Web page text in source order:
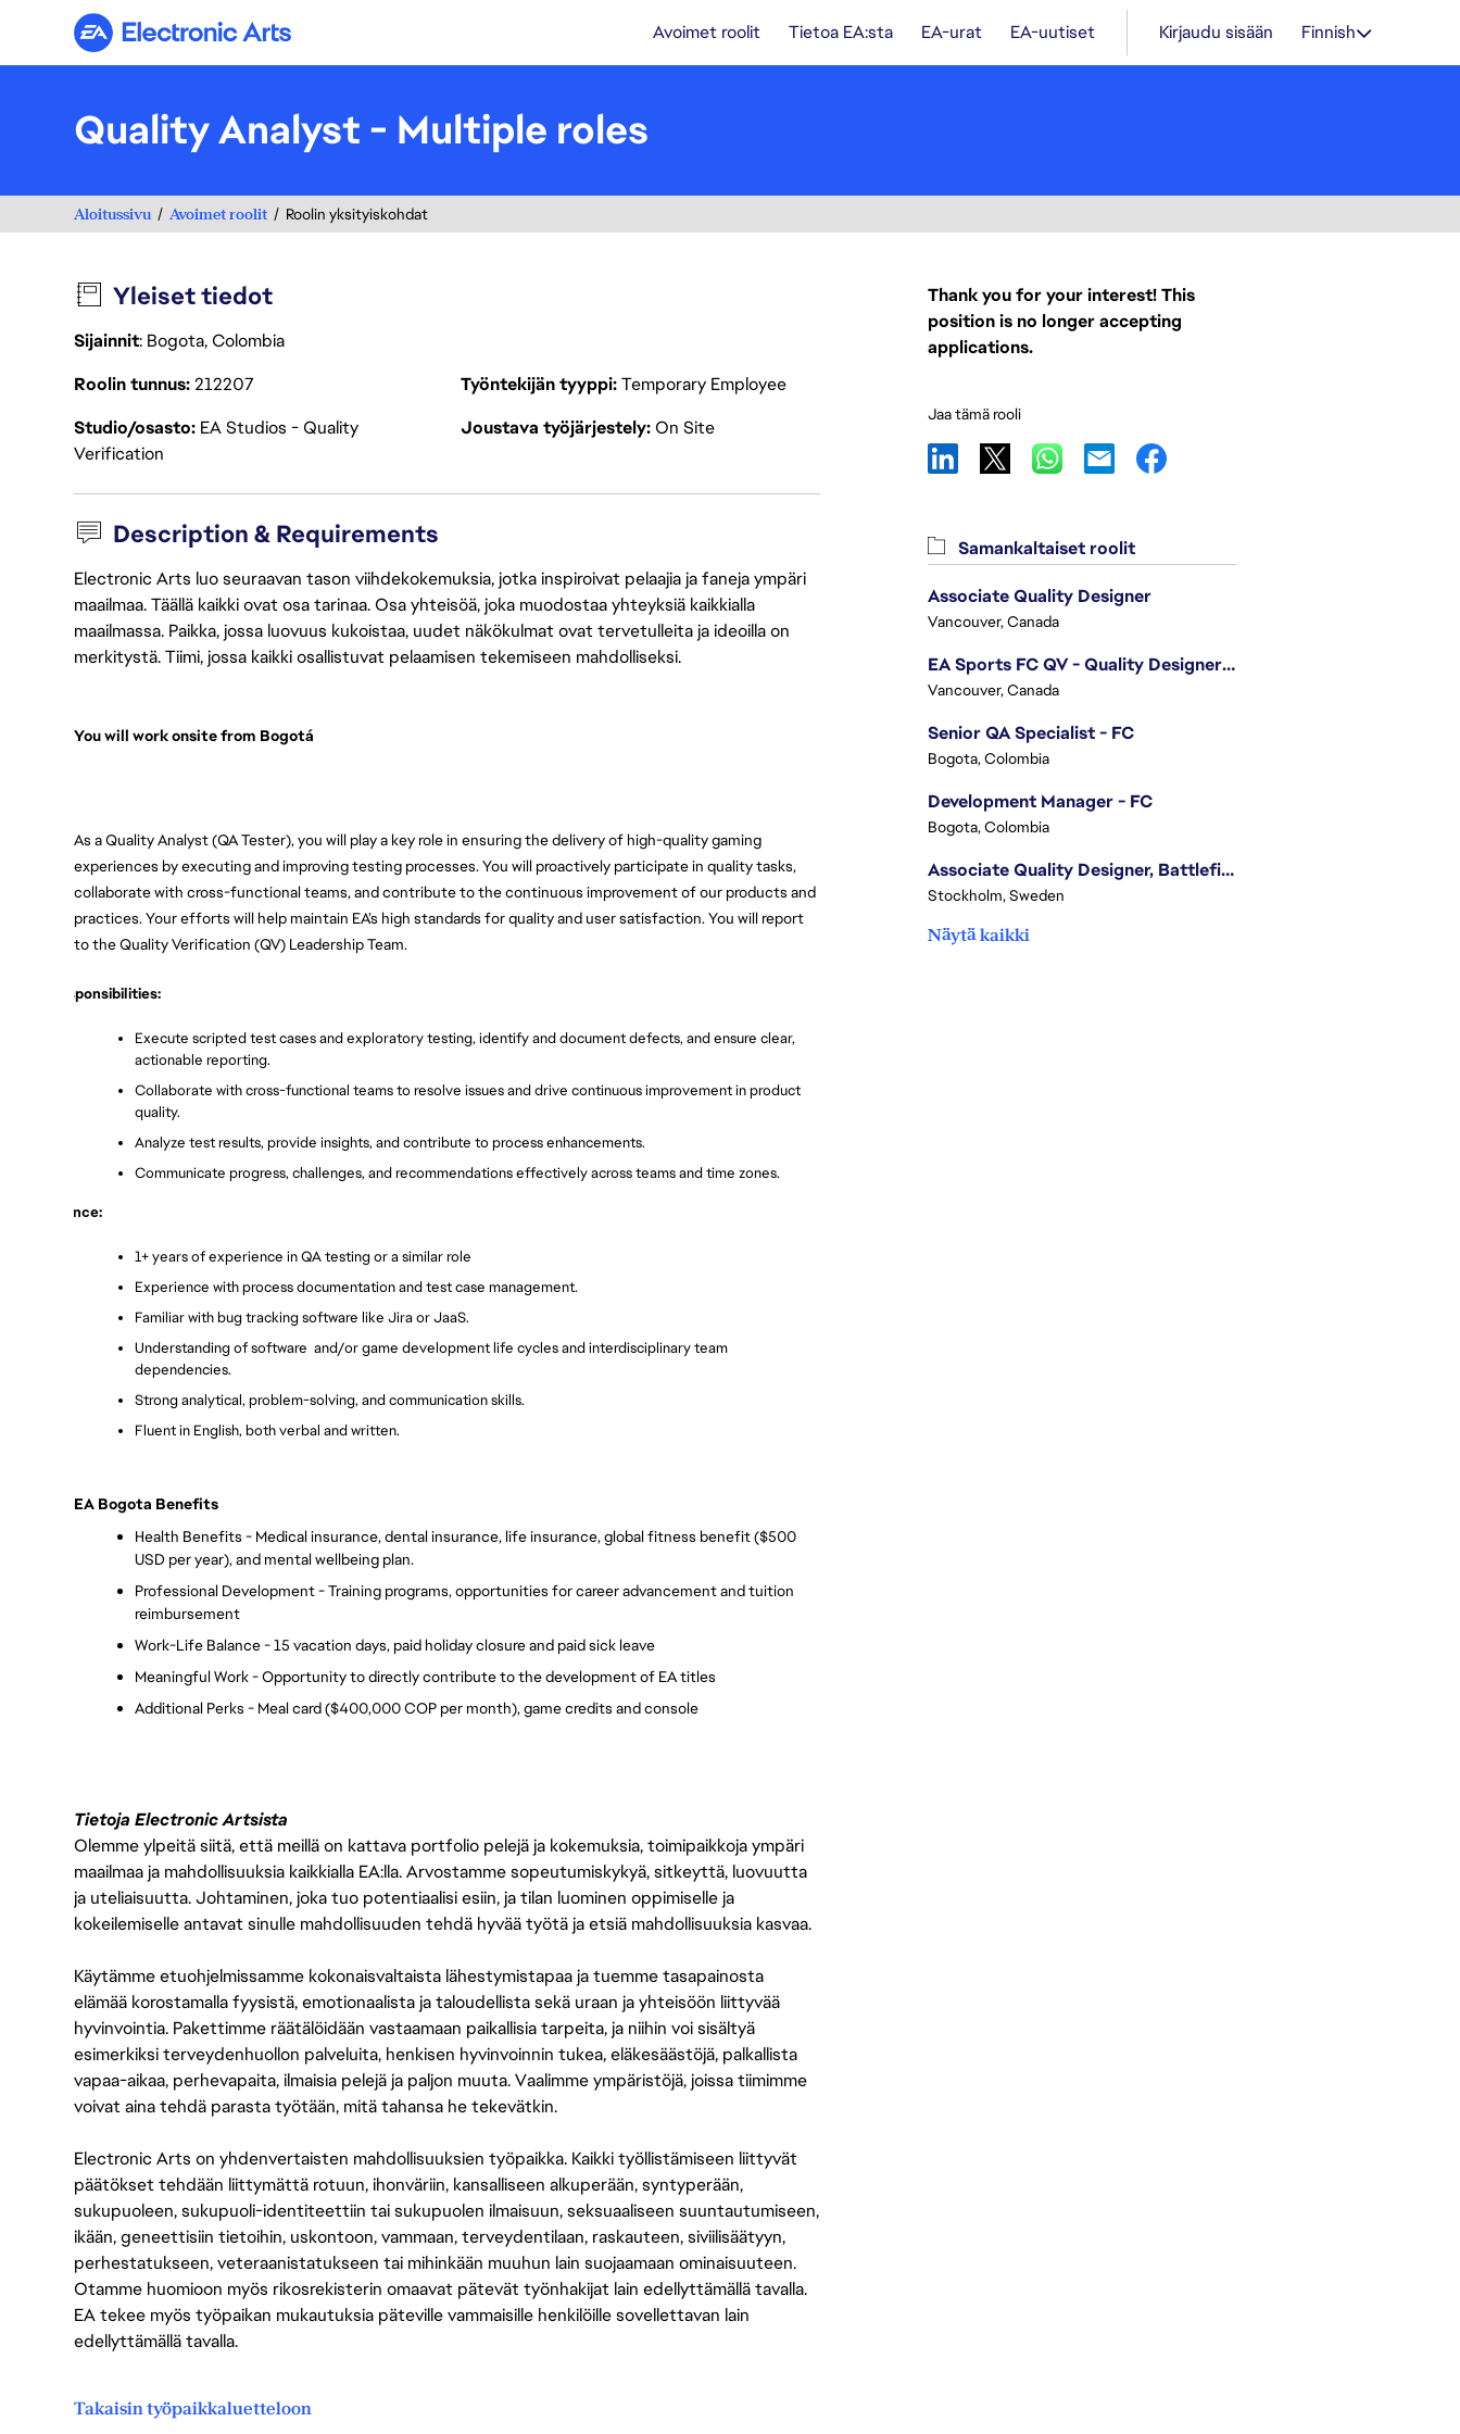
Electronic Arts Avoimet roolit Tietoa EA:sta EA-urat EA-uutiset Kirjaudu sisään Finnish
Quality Analyst - Multiple roles
Aloitussivu Avoimet roolit Roolin yksityiskohdat
Yleiset tiedot
Sijainnit: Bogota, Colombia
Roolin tunnus212207 Työntekijän tyyppi Temporary Employee
Studio/osasto EA Studios - Quality
Verification
Joustava työjärjestely On Site
Description & Requirements
Electronic Arts luo seuraavan tason viihdekokemuksia, jotka inspiroivat pelaajia ja faneja ympäri
maailmaa. Täällä kaikki ovat osa tarinaa. Osa yhteisöä, joka muodostaa yhteyksiä kaikkialla
maailmassa. Paikka, jossa luovuus kukoistaa, uudet näkökulmat ovat tervetulleita ja ideoilla on
merkitystä. Tiimi, jossa kaikki osallistuvat pelaamisen tekemiseen mahdolliseksi.
You will work onsite from Bogotá
As a Quality Analyst (QA Tester), you will play a key role in ensuring the delivery of high-quality gaming
experiences by executing and improving testing processes. You will proactively participate in quality tasks,
collaborate with cross-functional teams, and contribute to the continuous improvement of our products and
practices. Your efforts will help maintain EA’s high standards for quality and user satisfaction. You will report
to the Quality Verification (QV) Leadership Team.
Key Responsibilities:
Execute scripted test cases and exploratory testing, identify and document defects, and ensure clear,
actionable reporting.
Collaborate with cross-functional teams to resolve issues and drive continuous improvement in product
quality.
Analyze test results, provide insights, and contribute to process enhancements.
Communicate progress, challenges, and recommendations effectively across teams and time zones.
Experience:
1+ years of experience in QA testing or a similar role
Experience with process documentation and test case management.
Familiar with bug tracking software like Jira or JaaS.
Understanding of software  and/or game development life cycles and interdisciplinary team
dependencies.
Strong analytical, problem-solving, and communication skills.
Fluent in English, both verbal and written.
EA Bogota Benefits
Health Benefits - Medical insurance, dental insurance, life insurance, global fitness benefit ($500
USD per year), and mental wellbeing plan.
Professional Development - Training programs, opportunities for career advancement and tuition
reimbursement
Work-Life Balance - 15 vacation days, paid holiday closure and paid sick leave
Meaningful Work - Opportunity to directly contribute to the development of EA titles
Additional Perks - Meal card ($400,000 COP per month), game credits and console
Tietoja Electronic Artsista
Olemme ylpeitä siitä, että meillä on kattava portfolio pelejä ja kokemuksia, toimipaikkoja ympäri
maailmaa ja mahdollisuuksia kaikkialla EA:lla. Arvostamme sopeutumiskykyä, sitkeyttä, luovuutta
ja uteliaisuutta. Johtaminen, joka tuo potentiaalisi esiin, ja tilan luominen oppimiselle ja
kokeilemiselle antavat sinulle mahdollisuuden tehdä hyvää työtä ja etsiä mahdollisuuksia kasvaa.
Käytämme etuohjelmissamme kokonaisvaltaista lähestymistapaa ja tuemme tasapainosta
elämää korostamalla fyysistä, emotionaalista ja taloudellista sekä uraan ja yhteisöön liittyvää
hyvinvointia. Pakettimme räätälöidään vastaamaan paikallisia tarpeita, ja niihin voi sisältyä
esimerkiksi terveydenhuollon palveluita, henkisen hyvinvoinnin tukea, eläkesäästöjä, palkallista
vapaa-aikaa, perhevapaita, ilmaisia pelejä ja paljon muuta. Vaalimme ympäristöjä, joissa tiimimme
voivat aina tehdä parasta työtään, mitä tahansa he tekevätkin.
Electronic Arts on yhdenvertaisten mahdollisuuksien työpaikka. Kaikki työllistämiseen liittyvät
päätökset tehdään liittymättä rotuun, ihonväriin, kansalliseen alkuperään, syntyperään,
sukupuoleen, sukupuoli-identiteettiin tai sukupuolen ilmaisuun, seksuaaliseen suuntautumiseen,
ikään, geneettisiin tietoihin, uskontoon, vammaan, terveydentilaan, raskauteen, siviilisäätyyn,
perhestatukseen, veteraanistatukseen tai mihinkään muuhun lain suojaamaan ominaisuuteen.
Otamme huomioon myös rikosrekisterin omaavat pätevät työnhakijat lain edellyttämällä tavalla.
EA tekee myös työpaikan mukautuksia päteville vammaisille henkilöille sovellettavan lain
edellyttämällä tavalla.
Takaisin työpaikkaluetteloon
Thank you for your interest! This
position is no longer accepting
applications.
Jaa tämä rooli
Samankaltaiset roolit
Associate Quality Designer
Vancouver, Canada
EA Sports FC QV - Quality Designer (Companion App)
Vancouver, Canada
Senior QA Specialist - FC
Bogota, Colombia
Development Manager - FC
Bogota, Colombia
Associate Quality Designer, Battlefield QV
Stockholm, Sweden
Näytä kaikki